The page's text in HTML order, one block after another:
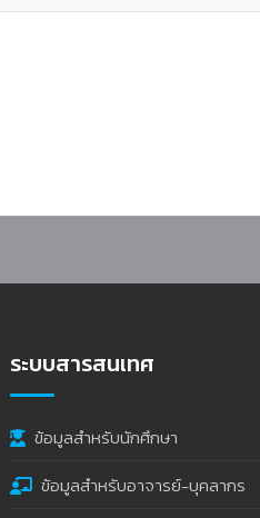
ารบดีมหาวิทยาลัยราชภัฏหมู่บ้านจอมบึง
ระบบสารสนเทศ
ข้อมูลสำหรับนักศึกษา
ข้อมูลสำหรับอาจารย์-บุคลากร